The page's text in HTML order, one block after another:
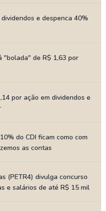
e despenca 40%
"bolada" de R$ 1,63 por
por ação em dividendos e
do CDI ficam como com
as contas
(PETR4) divulga concurso
e salários de até R$ 15 mil